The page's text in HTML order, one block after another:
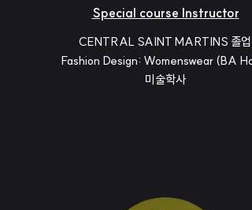
Special course Instructor
CENTRAL SAINT MARTINS 졸업
Fashion Design: Womenswear (BA
미술학사